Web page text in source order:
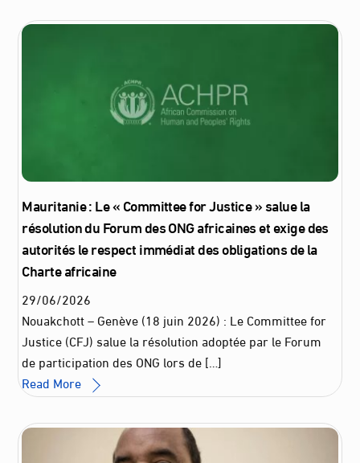
Mauritanie : Le « Committee for Justice » salue la
résolution du Forum des ONG africaines et exige des
autorités le respect immédiat des obligations de la
Charte africaine
29/06/2026
Nouakchott – Genève (18 juin 2026) : Le Committee for
Justice (CFJ) salue la résolution adoptée par le Forum
de participation des ONG lors de […]
Read More